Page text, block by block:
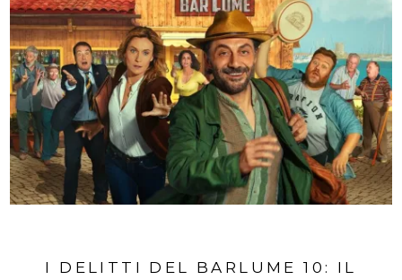
I DELITTI DEL BARLUME 10: IL